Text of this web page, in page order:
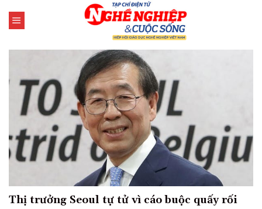
qua
dung
Thị trưởng Seoul tự tử vì cáo buộc quấy rối